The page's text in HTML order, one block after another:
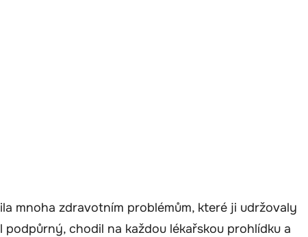
mnoha zdravotním problémům, které ji udržovaly
chodil na každou lékařskou prohlídku a